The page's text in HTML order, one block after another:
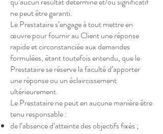
ne peut être garanti.
Le Prestataire s’engage à tout mettre en
œuvre pour fournir au Client une réponse
rapide et circonstanciée aux demandes
formulées, étant toutefois entendu, que le
Prestataire se réserve la faculté d’apporter
une réponse ou un éclaircissement
ultérieurement.
Le Prestataire ne peut en aucune manière être
tenu responsable :
de l’absence d’atteinte des objectifs fixés ;